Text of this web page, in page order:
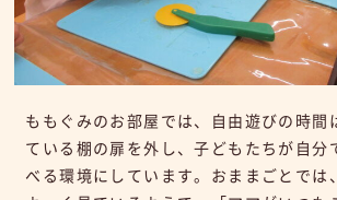
ももぐみのお部屋では、自由遊びの時間
ている棚の扉を外し、子どもたちが自分
べる環境にしています。おままごとでは